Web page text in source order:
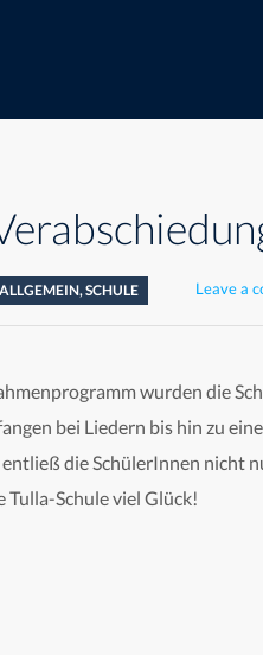
ALLGEMEIN,SCHULE Leave a
wurden die
bei Liedern bis hin zu
die SchülerInnen nicht
Tulla-Schule viel Glück!